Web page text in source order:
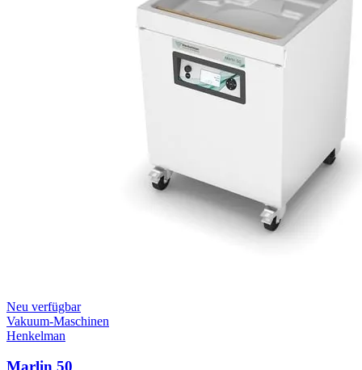
Neu verfügbar
Vakuum-Maschinen
Henkelman